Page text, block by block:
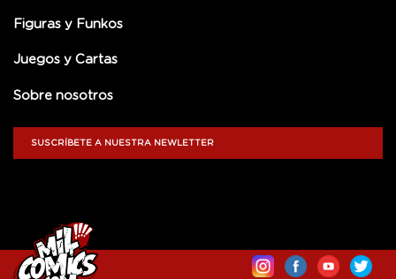
Figuras y Funkos
Juegos y Cartas
Sobre nosotros
SUSCRÍBETE A NUESTRA NEWLETTER